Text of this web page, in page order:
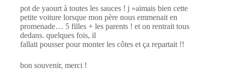
pot de yaourt à toutes les sauces ! j »aimais bien cette
petite voiture lorsque mon père nous emmenait en
promenade… 5 filles + les parents ! et on rentrait tous
dedans. quelques fois, il
fallait pousser pour monter les côtes et ça repartait !!
bon souvenir, merci !